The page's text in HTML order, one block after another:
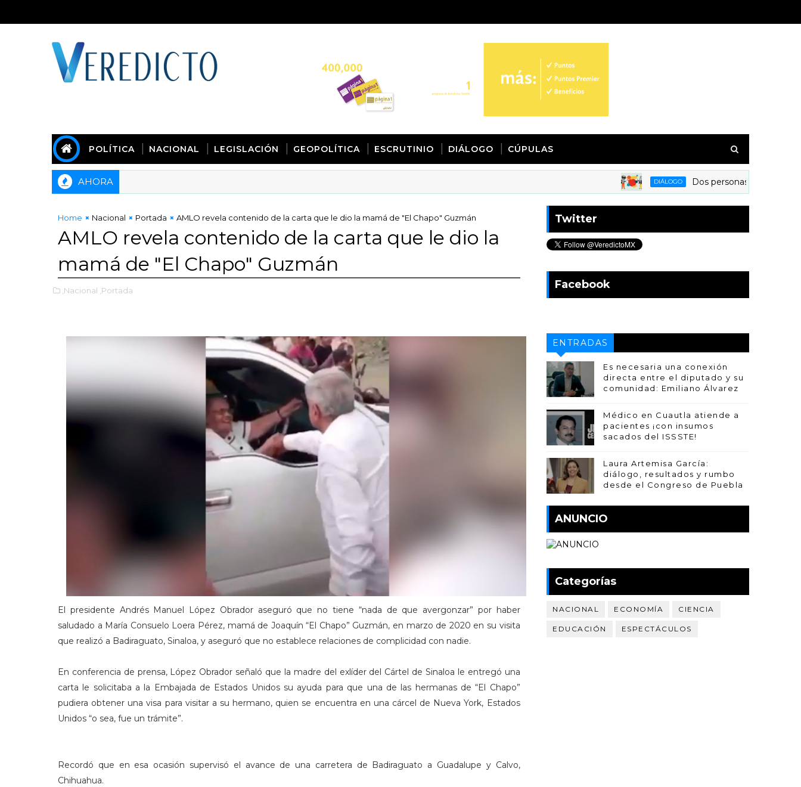
POLÍTICA NACIONAL LEGISLACIÓN GEOPOLÍTICA ESCRUTINIO DIÁLOGO CÚPULAS
AHORA DIÁLOGO Dos personas, una noticia:
Home Nacional Portada AMLO revela contenido de la carta que le dio la mamá de "El Chapo" Guzmán
AMLO revela contenido de la carta que le dio la
mamá de "El Chapo" Guzmán
,Nacional ,Portada
El presidente Andrés Manuel López Obrador aseguró que no tiene “nada de que avergonzar” por haber
saludado a María Consuelo Loera Pérez, mamá de Joaquín “El Chapo” Guzmán, en marzo de 2020 en su visita
que realizó a Badiraguato, Sinaloa, y aseguró que no establece relaciones de complicidad con nadie.
En conferencia de prensa, López Obrador señaló que la madre del exlíder del Cártel de Sinaloa le entregó una
carta le solicitaba a la Embajada de Estados Unidos su ayuda para que una de las hermanas de “El Chapo”
pudiera obtener una visa para visitar a su hermano, quien se encuentra en una cárcel de Nueva York, Estados
Unidos “o sea, fue un trámite”.
Recordó que en esa ocasión supervisó el avance de una carretera de Badiraguato a Guadalupe y Calvo,
Chihuahua.
Twitter
Facebook
ENTRADAS
POPULARESEs necesaria una conexión
directa entre el diputado y su
comunidad: Emiliano Álvarez
Médico en Cuautla atiende a
pacientes ¡con insumos
sacados del ISSSTE!
Laura Artemisa García:
diálogo, resultados y rumbo
desde el Congreso de Puebla
ANUNCIO
Categorías
NACIONAL ECONOMÍA CIENCIA
EDUCACIÓN ESPECTÁCULOS